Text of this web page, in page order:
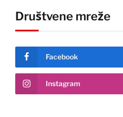
Društvene mreže
Facebook
Instagram